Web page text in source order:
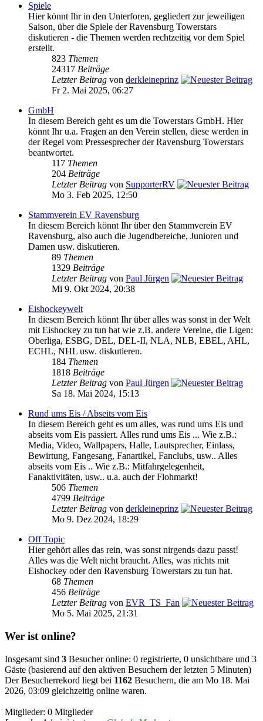
Spiele
Hier könnt Ihr in den Unterforen, gegliedert zur jeweiligen
Saison, über die Spiele der Ravensburg Towerstars
diskutieren - die Themen werden rechtzeitig vor dem Spiel
erstellt.
823 Themen
24317 Beiträge
Letzter Beitrag von derkleineprinz
Fr 2. Mai 2025, 06:27
GmbH
In diesem Bereich geht es um die Towerstars GmbH. Hier
könnt Ihr u.a. Fragen an den Verein stellen, diese werden in
der Regel vom Pressesprecher der Ravensburg Towerstars
beantwortet.
117 Themen
204 Beiträge
Letzter Beitrag von SupporterRV
Mo 3. Feb 2025, 12:50
Stammverein EV Ravensburg
In diesem Bereich könnt Ihr über den Stammverein EV
Ravensburg, also auch die Jugendbereiche, Junioren und
Damen usw. diskutieren.
89 Themen
1329 Beiträge
Letzter Beitrag von Paul Jürgen
Mi 9. Okt 2024, 20:38
Eishockeywelt
In diesem Bereich könnt Ihr über alles was sonst in der Welt
mit Eishockey zu tun hat wie z.B. andere Vereine, die Ligen:
Oberliga, ESBG, DEL, DEL-II, NLA, NLB, EBEL, AHL,
ECHL, NHL usw. diskutieren.
184 Themen
1818 Beiträge
Letzter Beitrag von Paul Jürgen
Sa 18. Mai 2024, 15:13
Rund ums Eis / Abseits vom Eis
In diesem Bereich geht es um alles, was rund ums Eis und
abseits vom Eis passiert. Alles rund ums Eis ... Wie z.B.:
Media, Video, Wallpapers, Halle, Lautsprecher, Einlass,
Bewirtung, Fangesang, Fanartikel, Fanclubs, usw.. Alles
abseits vom Eis .. Wie z.B.: Mitfahrgelegenheit,
Fanaktivitäten, usw.. u.a. auch der Flohmarkt!
506 Themen
4799 Beiträge
Letzter Beitrag von derkleineprinz
Mo 9. Dez 2024, 18:29
Off Topic
Hier gehört alles das rein, was sonst nirgends dazu passt!
Alles was die Welt nicht braucht. Alles, was nichts mit
Eishockey oder den Ravensburg Towerstars zu tun hat.
68 Themen
456 Beiträge
Letzter Beitrag von EVR_TS_Fan
Mo 5. Mai 2025, 21:31
Wer ist online?
Insgesamt sind 3 Besucher online: 0 registrierte, 0 unsichtbare und 3
Gäste (basierend auf den aktiven Besuchern der letzten 5 Minuten)
Der Besucherrekord liegt bei 1162 Besuchern, die am Mo 18. Mai
2026, 03:09 gleichzeitig online waren.
Mitglieder: 0 Mitglieder